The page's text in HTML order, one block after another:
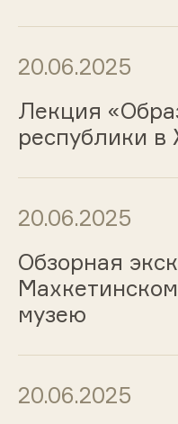
20.06.2025
Лекция
республики в
20.06.2025
Обзорная
музею
20.06.2025